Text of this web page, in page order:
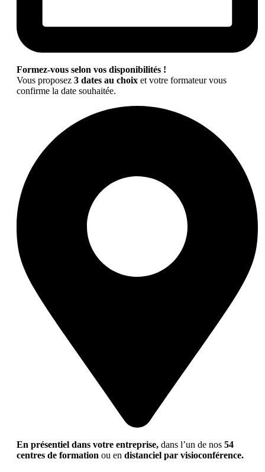
Formez-vous selon vos disponibilités !
Vous proposez 3 dates au choix et votre formateur vous
confirme la date souhaitée.
En présentiel dans votre entreprise, dans l’un de nos 54
centres de formation ou en distanciel par visioconférence.